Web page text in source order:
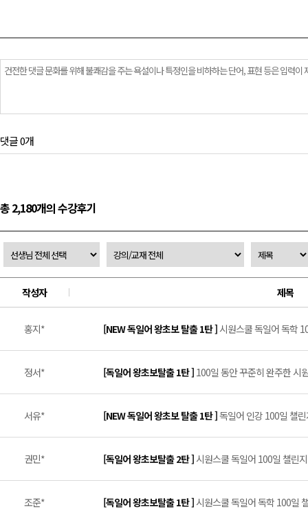
댓글 0개
총 2,180개의 수강후기
작성자 제목
홍지* [NEW 독일어 왕초보 탈출 1탄 ]시원스쿨 독일어 독학
정서* [독일어 왕초보탈출 1탄 ] 100일 동안 꾸준히 완주한 시
서유* [NEW 독일어 왕초보 탈출 1탄 ]독일어 인강 100일 챌
권민* [독일어 왕초보탈출 2탄 ]시원스쿨 독일어 100일 챌린
조준* [독일어 왕초보탈출 1탄 ]시원스쿨 독일어 독학 100일